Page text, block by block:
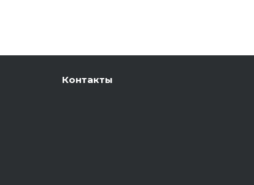
Контакты